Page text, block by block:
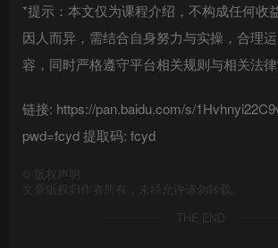
*提示：本文仅为课程介绍，不构成任何收
因人而异，需结合自身努力与实操，合理
容，同时严格遵守平台相关规则与相关法
链接: https://pan.baidu.com/s/
pwd=fcyd 提取码: fcyd
版权声明
文章版权归作者所有，未经允许请勿转载。
THE END